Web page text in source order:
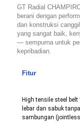
GT Radial
berani dengan
dan konstruksi
yang sangat baik,
— sempurna untuk
kepribadian.
Fitur
High tensile steel belt
lebar dan sabuk tanpa
sambungan